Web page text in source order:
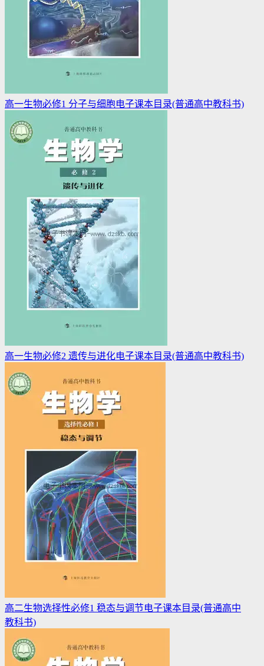
高一生物必修1 分子与细胞电子课本目录(普通高中教科书)
高一生物必修2 遗传与进化电子课本目录(普通高中教科书)
高二生物选择性必修1 稳态与调节电子课本目录(普通高中
教科书)